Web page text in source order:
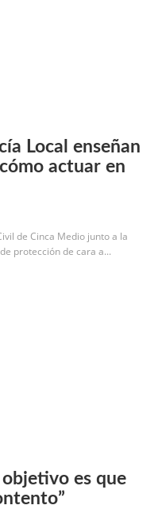
Local enseñan
actuar en
de Cinca Medio junto a la
protección de cara a...
es que